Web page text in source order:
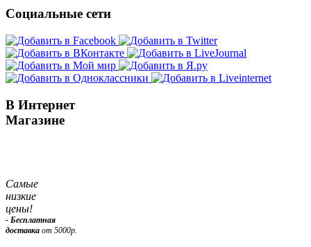
Социальные сети
В Интернет
Магазине
Самые
низкие
цены!
- Бесплатная
доставка от 5000р.